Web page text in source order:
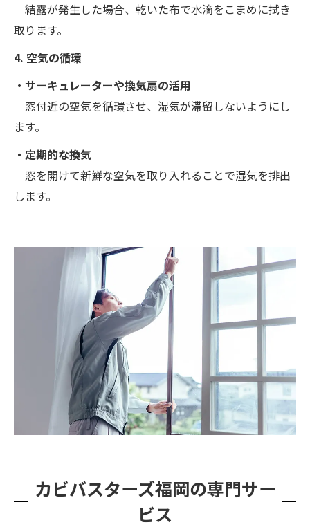
結露が発生した場合、乾いた布で水滴をこまめに拭き
取ります。
4. 空気の循環
・サーキュレーターや換気扇の活用
窓付近の空気を循環させ、湿気が滞留しないようにし
ます。
・定期的な換気
窓を開けて新鮮な空気を取り入れることで湿気を排出
します。
カビバスターズ福岡の専門サー
ビス